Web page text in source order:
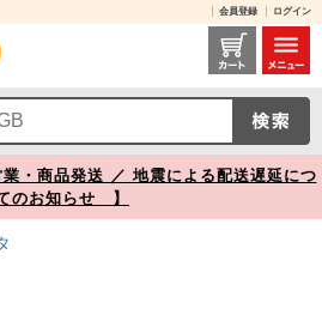
会員登録 ログイン
USB充電器【メモリダイレクト】
・商品発送 ／ 地震による配送遅延につ
のお知らせ 】